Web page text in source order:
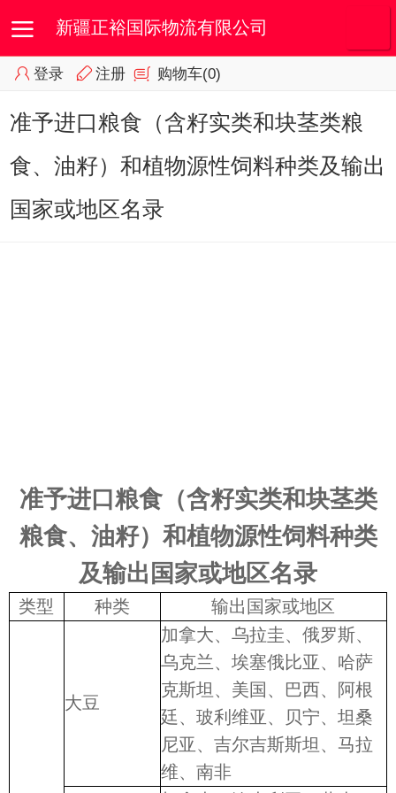
新疆正裕国际物流有限公司
首页 我的订单 会员专区
登录 注册 购物车(0)
准予进口粮食（含籽实类和块茎类粮
食、油籽）和植物源性饲料种类及输出
国家或地区名录
准予进口粮食（含籽实类和块茎类
粮食、油籽）和植物源性饲料种类
及输出国家或地区名录
类型 种类 输出国家或地区
大豆
加拿大、乌拉圭、俄罗斯、
乌克兰、埃塞俄比亚、哈萨
克斯坦、美国、巴西、阿根
廷、玻利维亚、贝宁、坦桑
尼亚、吉尔吉斯斯坦、马拉
维、南非